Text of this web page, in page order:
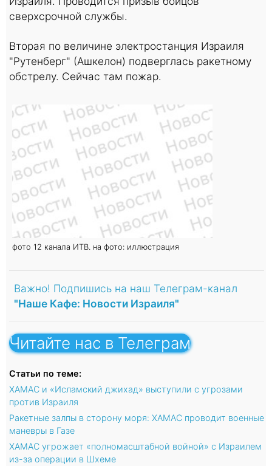
сверхсрочной службы.
Вторая по величине электростанция Израиля
"Рутенберг" (Ашкелон) подверглась ракетному
обстрелу. Сейчас там пожар.
фото 12 канала ИТВ. на фото: иллюстрация
Важно! Подпишись на наш Телеграм-канал
"Наше Кафе: Новости Израиля"
Читайте нас в Телеграм
Статьи по теме:
ХАМАС и «Исламский джихад» выступили с угрозами
против Израиля
Ракетные залпы в сторону моря: ХАМАС проводит военные
маневры в Газе
ХАМАС угрожает «полномасштабной войной» с Израилем
из-за операции в Шхеме